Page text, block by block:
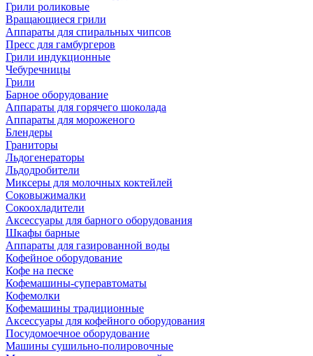
Грили роликовые
Вращающиеся грили
Аппараты для спиральных чипсов
Пресс для гамбургеров
Грили индукционные
Чебуречницы
Грили
Барное оборудование
Аппараты для горячего шоколада
Аппараты для мороженого
Блендеры
Граниторы
Льдогенераторы
Льдодробители
Миксеры для молочных коктейлей
Соковыжималки
Сокоохладители
Аксессуары для барного оборудования
Шкафы барные
Аппараты для газированной воды
Кофейное оборудование
Кофе на песке
Кофемашины-суперавтоматы
Кофемолки
Кофемашины традиционные
Аксессуары для кофейного оборудования
Посудомоечное оборудование
Машины сушильно-полировочные